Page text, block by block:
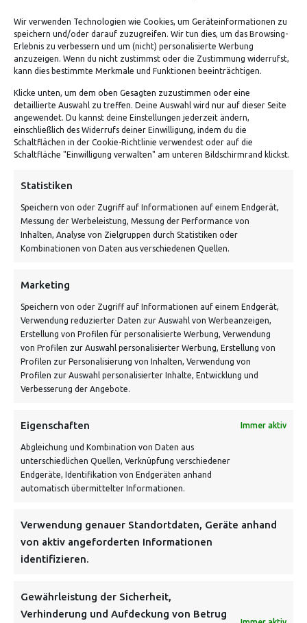
Wir verwenden Technologien wie Cookies, um Geräteinformationen zu
speichern und/oder darauf zuzugreifen. Wir tun dies, um das Browsing-
Erlebnis zu verbessern und um (nicht) personalisierte Werbung
anzuzeigen. Wenn du nicht zustimmst oder die Zustimmung widerrufst,
kann dies bestimmte Merkmale und Funktionen beeinträchtigen.
Klicke unten, um dem oben Gesagten zuzustimmen oder eine
detaillierte Auswahl zu treffen. Deine Auswahl wird nur auf dieser Seite
angewendet. Du kannst deine Einstellungen jederzeit ändern,
einschließlich des Widerrufs deiner Einwilligung, indem du die
Schaltflächen in der Cookie-Richtlinie verwendest oder auf die
Schaltfläche "Einwilligung verwalten" am unteren Bildschirmrand klickst.
Statistiken
Speichern von oder Zugriff auf Informationen auf einem Endgerät,
Messung der Werbeleistung, Messung der Performance von
Inhalten, Analyse von Zielgruppen durch Statistiken oder
Kombinationen von Daten aus verschiedenen Quellen.
Marketing
Speichern von oder Zugriff auf Informationen auf einem Endgerät,
Verwendung reduzierter Daten zur Auswahl von Werbeanzeigen,
Erstellung von Profilen für personalisierte Werbung, Verwendung
von Profilen zur Auswahl personalisierter Werbung, Erstellung von
Profilen zur Personalisierung von Inhalten, Verwendung von
Profilen zur Auswahl personalisierter Inhalte, Entwicklung und
Verbesserung der Angebote.
Eigenschaften Immer aktiv
Abgleichung und Kombination von Daten aus
unterschiedlichen Quellen, Verknüpfung verschiedener
Endgeräte, Identifikation von Endgeräten anhand
automatisch übermittelter Informationen.
Verwendung genauer Standortdaten, Geräte anhand
von aktiv angeforderten Informationen
identifizieren.
Gewährleistung der Sicherheit,
Verhinderung und Aufdeckung von Betrug
ADRESSE
Von Tiling GmbH
Kontakt: Mo - Fr von 10:00 bis 18:00 Uhr
info@vontiling.de
VERSANDKOSTENHINWEIS:
NEWSLETTER
Danke, deine Registrierung war erfolgreich! Bitte prüfe